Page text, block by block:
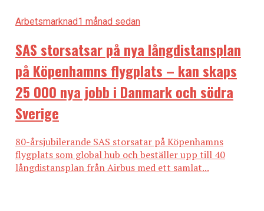
Arbetsmarknad1 månad sedan
SAS storsatsar på nya långdistansplan
på Köpenhamns flygplats – kan skaps
25 000 nya jobb i Danmark och södra
Sverige
80-årsjubilerande SAS storsatar på Köpenhamns
flygplats som global hub och beställer upp till 40
långdistansplan från Airbus med ett samlat...